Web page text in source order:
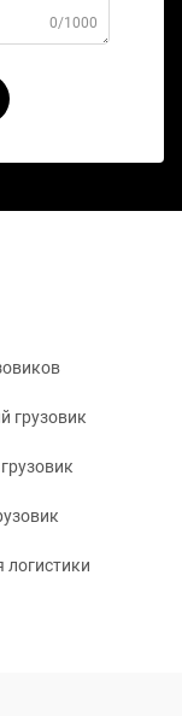
0/1000
грузовик
логистики